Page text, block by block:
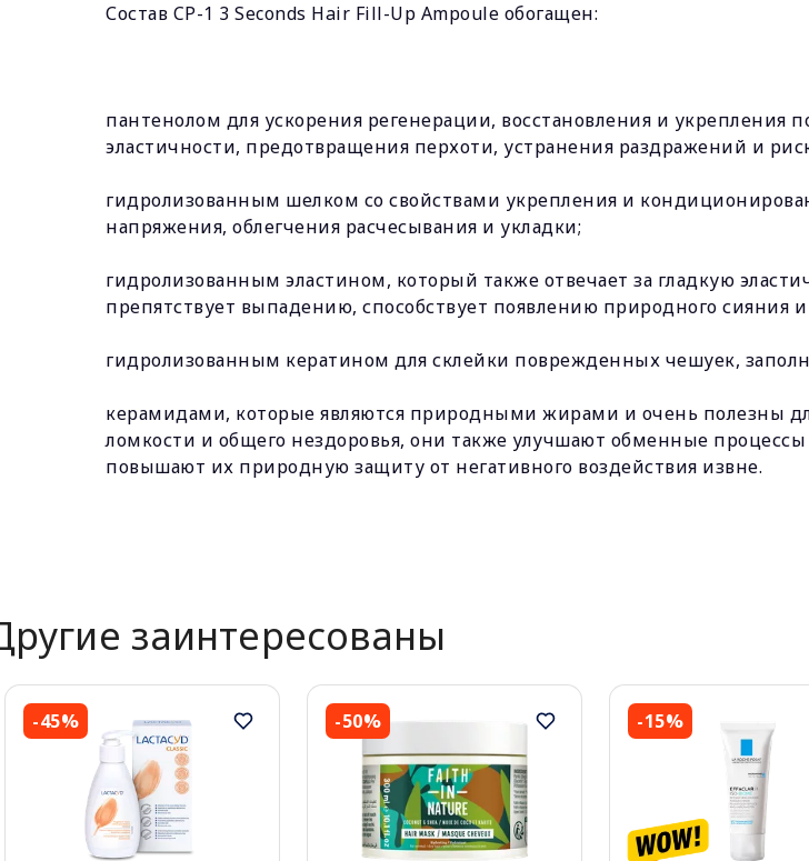
Состав CP-1 3 Seconds Hair Fill-Up Ampoule обогащен:
пантенолом для ускорения регенерации, восстановления и
эластичности, предотвращения перхоти, устранения раздражений и
гидролизованным шелком со свойствами укрепления и
напряжения, облегчения расчесывания и укладки;
гидролизованным эластином, который также отвечает за гладкую
препятствует выпадению, способствует появлению природного сияния
гидролизованным кератином для склейки поврежденных чешуек,
керамидами, которые являются природными жирами и очень полезны
ломкости и общего нездоровья, они также улучшают обменные
повышают их природную защиту от негативного воздействия извне.
заинтересованы
-45% -50% -15%